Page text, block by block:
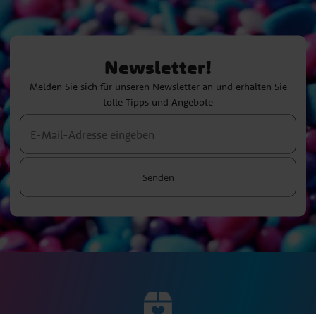
Newsletter!
Melden Sie sich für unseren Newsletter an und erhalten Sie
tolle Tipps und Angebote
Senden